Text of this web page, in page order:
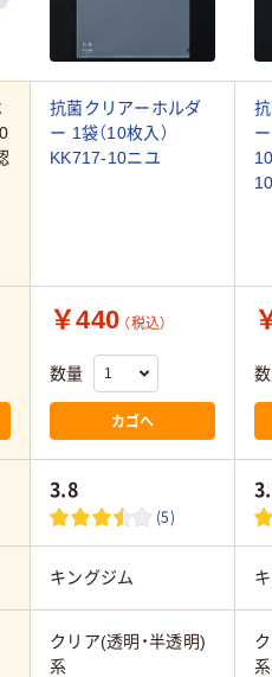
抗菌クリアーホルダ
ー 1袋（10枚入）
KK717-10ニユ
￥440 （税込）
数量
カゴへ
3.8
(5)
キングジム
クリア(透明・半透明)
系
系